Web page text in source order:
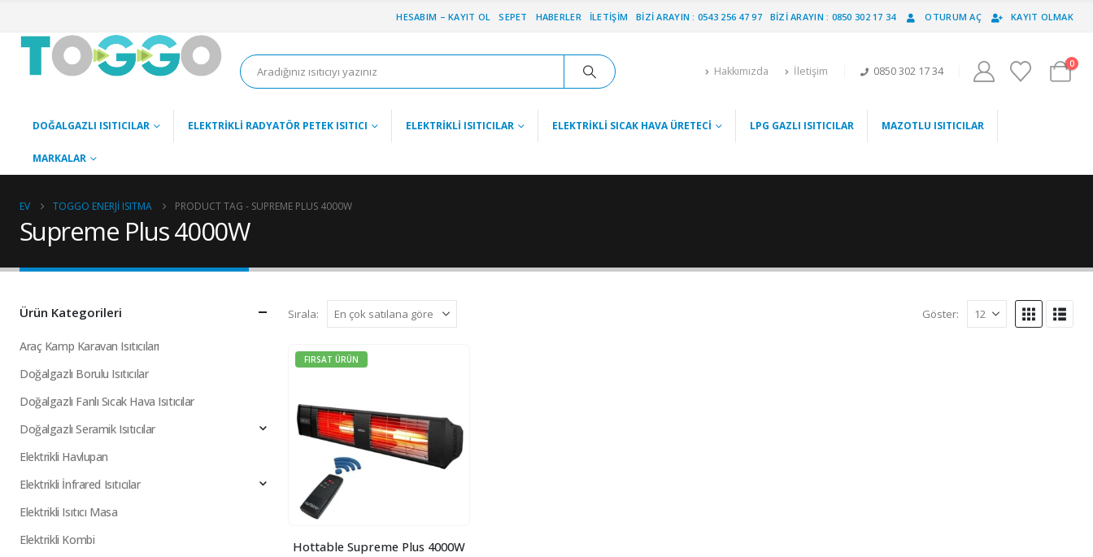
HESABIM – KAYIT OL SEPET HABERLER İLETIŞIM BIZI ARAYIN : 0543 256 47 97 BIZI ARAYIN : 0850 302 17 34 OTURUM AÇ KAYIT OLMAK
Hakkımızda İletişim 0850 302 17 34
0
DOĞALGAZLI ISITICILAR ELEKTRIKLI RADYATÖR PETEK ISITICI ELEKTRIKLI ISITICILAR ELEKTRIKLI SICAK HAVA ÜRETECI LPG GAZLI ISITICILAR MAZOTLU ISITICILAR
MARKALAR
EV TOGGO ENERJI ISITMA PRODUCT TAG - SUPREME PLUS 4000W
Supreme Plus 4000W
Sırala: Göster:
FIRSAT ÜRÜN
Hottable Supreme Plus 4000W
Ürün Kategorileri
Araç Kamp Karavan Isıtıcıları
Doğalgazlı Borulu Isıtıcılar
Doğalgazlı Fanlı Sıcak Hava Isıtıcılar
Doğalgazlı Seramik Isıtıcılar
Elektrikli Havlupan
Elektrikli İnfrared Isıtıcılar
Elektrikli Isıtıcı Masa
Elektrikli Kombi